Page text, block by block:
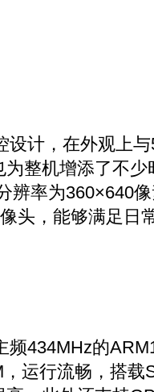
设计，在外观上
整机增添了不
辨率为360×640
头，能够满足日
频434MHz的
运行流畅，搭载